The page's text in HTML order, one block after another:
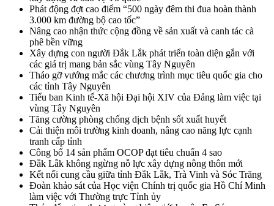
Phát động đợt cao điểm “500 ngày đêm thi đua hoàn thành
3.000 km đường bộ cao tốc”
Nâng cao nhận thức cộng đồng về sản xuất và canh tác cà
phê bền vững
Xây dựng con người Đắk Lắk phát triển toàn diện gắn với
các giá trị mang bản sắc vùng Tây Nguyên
Tháo gỡ vướng mắc các chương trình mục tiêu quốc gia cho
các tỉnh Tây Nguyên
Tiểu ban Kinh tế-Xã hội Đại hội XIV của Đảng làm việc tại
vùng Tây Nguyên
Tăng cường phòng chống dịch bệnh sốt xuất huyết
Cải thiện môi trường kinh doanh, nâng cao năng lực cạnh
tranh cấp tỉnh
Công bố 14 sản phẩm OCOP đạt tiêu chuẩn 4 sao
Đắk Lắk không ngừng nỗ lực xây dựng nông thôn mới
Kết nối cung cầu giữa tỉnh Đắk Lắk, Trà Vinh và Sóc Trăng
Đoàn khảo sát của Học viện Chính trị quốc gia Hồ Chí Minh
làm việc với Thường trực Tỉnh ủy